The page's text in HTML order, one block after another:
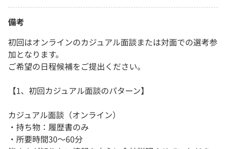
備考
初回はオンラインのカジュアル面談または対面での選考参
加となります。
ご希望の日程候補をご提出ください。
【1、初回カジュアル面談のパターン】
カジュアル面談（オンライン）
・持ち物：履歴書のみ
・所要時間30～60分